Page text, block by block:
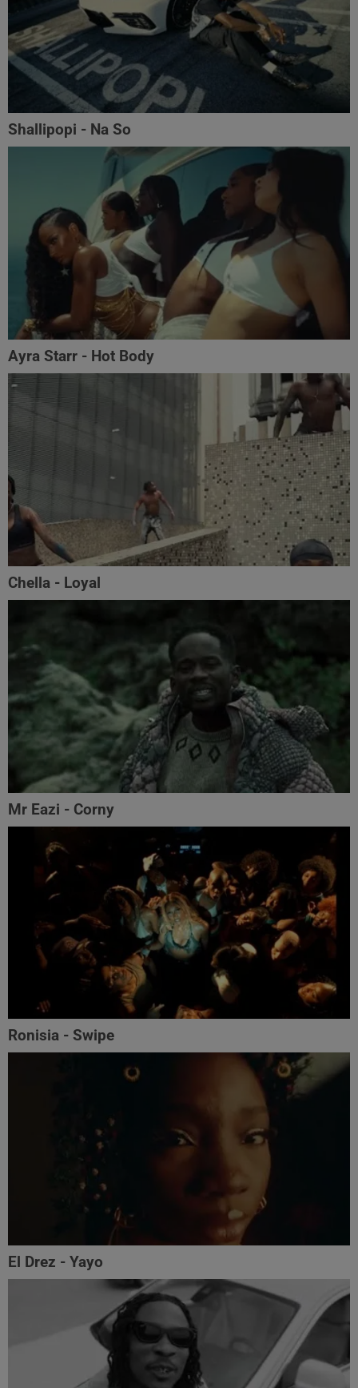
Shallipopi - Na So
Ayra Starr - Hot Body
Chella - Loyal
Mr Eazi - Corny
Ronisia - Swipe
El Drez - Yayo